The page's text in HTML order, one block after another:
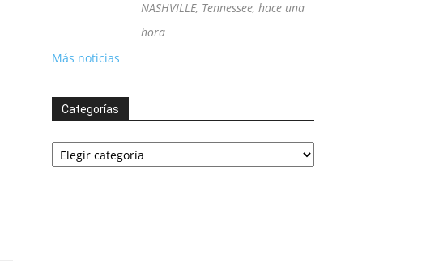
NASHVILLE, Tennessee, hace una
hora
Más noticias
Categorías
Categorías